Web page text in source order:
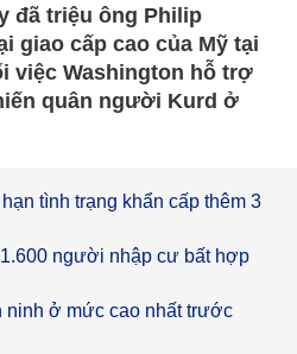
đã triệu ông Philip
giao cấp cao của Mỹ tại
việc Washington hỗ trợ
quân người Kurd ở
tình trạng khẩn cấp thêm 3
người nhập cư bất hợp
ninh ở mức cao nhất trước